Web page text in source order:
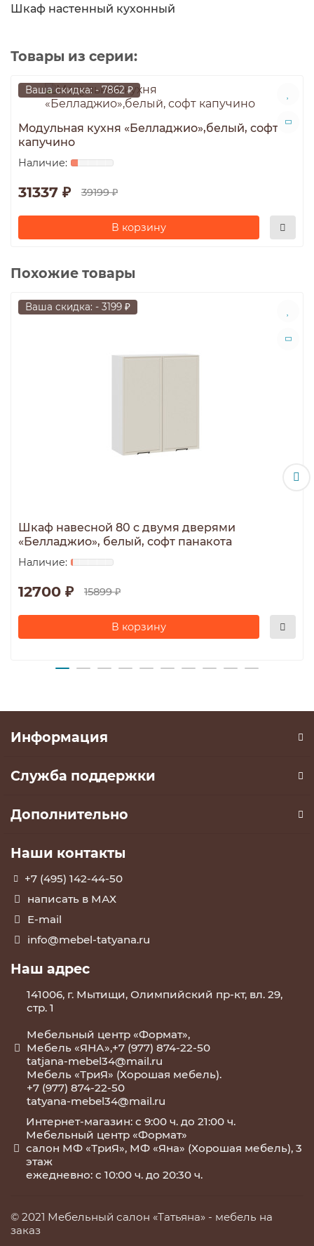
Шкаф настенный кухонный
Товары из серии:
Ваша скидка: - 7862 ₽
Модульная кухня «Белладжио»,белый, софт
капучино
31337 ₽ 39199 ₽
В корзину
Похожие товары
Ваша скидка: - 3199 ₽
Шкаф навесной 80 c двумя дверями
«Белладжио», белый, софт панакота
12700 ₽ 15899 ₽
В корзину
Информация
Служба поддержки
Дополнительно
Наши контакты
+7 (495) 142-44-50
написать в МАХ
E-mail
info@mebel-tatyana.ru
Наш адрес
141006, г. Мытищи, Олимпийский пр-кт, вл. 29,
стр. 1
Мебельный центр «Формат»,
Мебель «ЯНА»,+7 (977) 874-22-50
tatjana-mebel34@mail.ru
Мебель «ТриЯ» (Хорошая мебель).
+7 (977) 874-22-50
tatyana-mebel34@mail.ru
Интернет-магазин: с 9:00 ч. до 21:00 ч.
Мебельный центр «Формат»
салон МФ «ТриЯ», МФ «Яна» (Хорошая мебель), 3
этаж
ежедневно: с 10:00 ч. до 20:30 ч.
© 2021 Мебельный салон «Татьяна» - мебель на
заказ